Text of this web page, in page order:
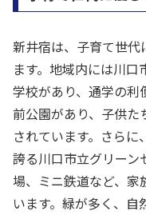
新井宿は、子育て世代
ます。地域内には川
学校があり、通学の利
前公園があり、子供た
されています。さら
誇る川口市立グリーン
場、ミニ鉄道など、家
います。緑が多く、